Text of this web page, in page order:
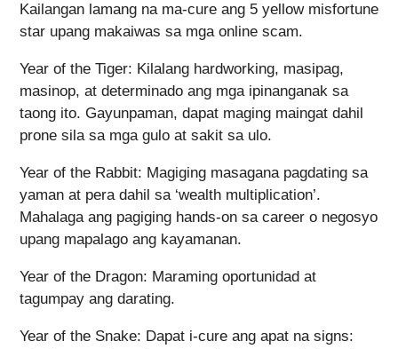
Kailangan lamang na ma-cure ang 5 yellow misfortune
star upang makaiwas sa mga online scam.
Year of the Tiger: Kilalang hardworking, masipag,
masinop, at determinado ang mga ipinanganak sa
taong ito. Gayunpaman, dapat maging maingat dahil
prone sila sa mga gulo at sakit sa ulo.
Year of the Rabbit: Magiging masagana pagdating sa
yaman at pera dahil sa ‘wealth multiplication’.
Mahalaga ang pagiging hands-on sa career o negosyo
upang mapalago ang kayamanan.
Year of the Dragon: Maraming oportunidad at
tagumpay ang darating.
Year of the Snake: Dapat i-cure ang apat na signs: